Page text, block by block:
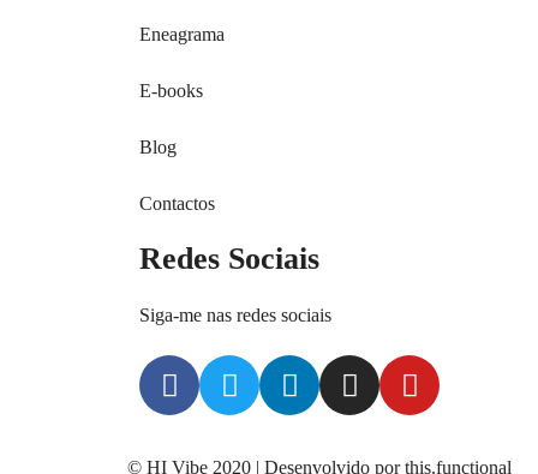
Eneagrama
E-books
Blog
Contactos
Redes Sociais
Siga-me nas redes sociais
© HI Vibe 2020 | Desenvolvido porthis.functional